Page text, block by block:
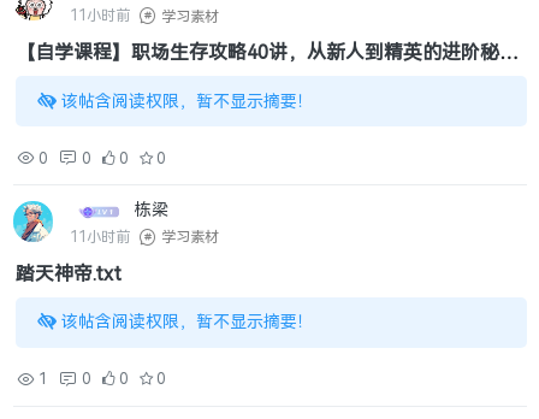
11小时前 学习素材
【自学课程】职场生存攻略40讲，从新人到精英的进阶秘籍
该帖含阅读权限，暂不显示摘要！
0 0 0 0
栋梁
11小时前 学习素材
踏天神帝.txt
该帖含阅读权限，暂不显示摘要！
1 0 0 0